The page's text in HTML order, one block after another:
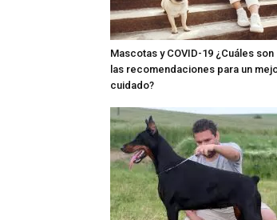
Mascotas y COVID-19 ¿Cuáles son
las recomendaciones para un
cuidado?